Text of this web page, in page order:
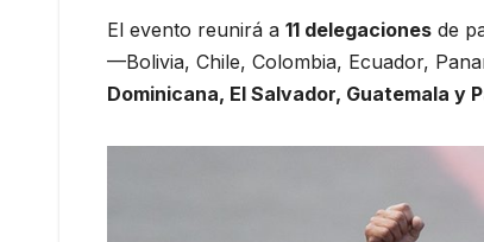
El evento reunirá a 11 delegaciones de
—Bolivia, Chile, Colombia, Ecuador,
Dominicana, El Salvador, Guatemala y